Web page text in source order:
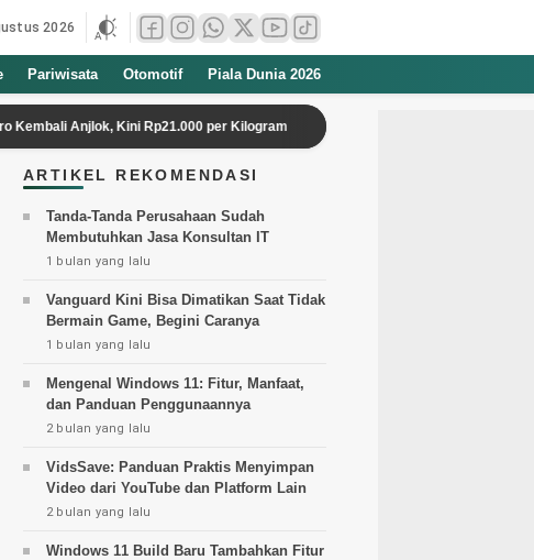
2026
Pariwisata Otomotif Piala Dunia 2026
Kini Rp21.000 per Kilogram Veda Pratama Amankan Posisi di Q2
ARTIKEL REKOMENDASI
Tanda-Tanda Perusahaan Sudah
Membutuhkan Jasa Konsultan IT
1 bulan yang lalu
Vanguard Kini Bisa Dimatikan Saat Tidak
Bermain Game, Begini Caranya
1 bulan yang lalu
Mengenal Windows 11: Fitur, Manfaat,
dan Panduan Penggunaannya
2 bulan yang lalu
VidsSave: Panduan Praktis Menyimpan
Video dari YouTube dan Platform Lain
2 bulan yang lalu
Windows 11 Build Baru Tambahkan Fitur